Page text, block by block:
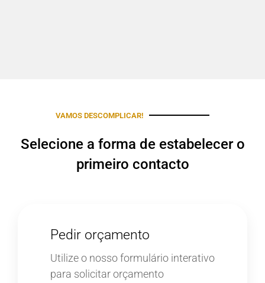
VAMOS DESCOMPLICAR!
Selecione a forma de estabelecer o
primeiro contacto
Pedir orçamento
Utilize o nosso formulário interativo
para solicitar orçamento